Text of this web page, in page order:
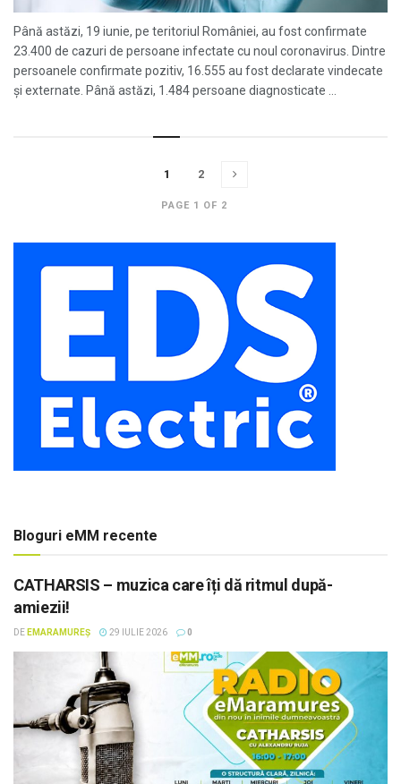
Până astăzi, 19 iunie, pe teritoriul României, au fost confirmate
23.400 de cazuri de persoane infectate cu noul coronavirus. Dintre
persoanele confirmate pozitiv, 16.555 au fost declarate vindecate
și externate. Până astăzi, 1.484 persoane diagnosticate ...
PAGE 1 OF 2
1 2
Bloguri eMM recente
CATHARSIS – muzica care îți dă ritmul după-
amiezii!
DE EMARAMUREȘ 29 IULIE 2026 0